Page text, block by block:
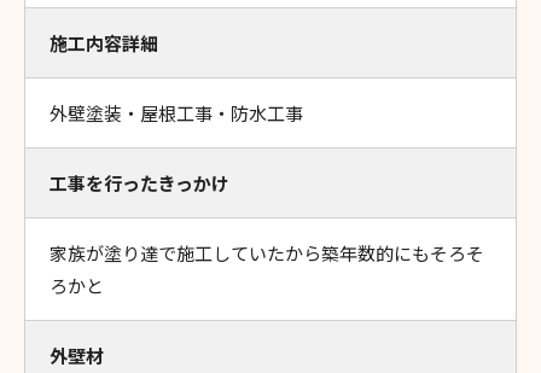
施工内容詳細
外壁塗装・屋根工事・防水工事
工事を行ったきっかけ
家族が塗り達で施工していたから築年数的にもそろそ
ろかと
外壁材